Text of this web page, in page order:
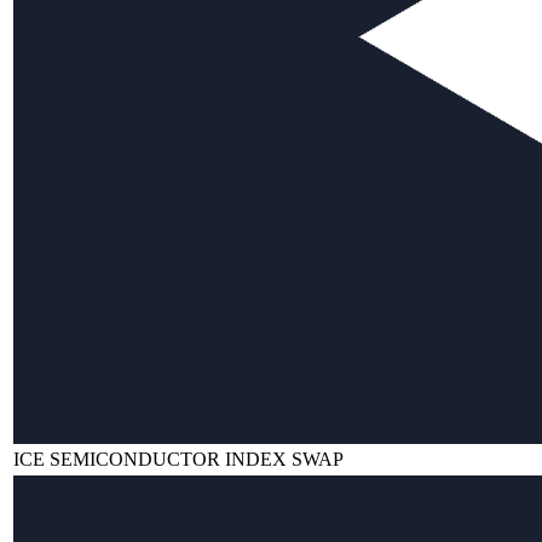
ICE SEMICONDUCTOR INDEX SWAP